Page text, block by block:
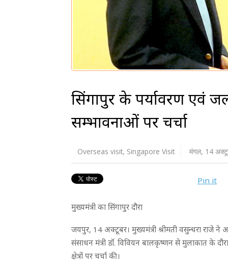
सिंगापुर के पर्यावरण एवं
सम्भावनाओं पर चर्चा
Overseas visit, Singapore Visit मंगल, 14
Pin it
मुख्यमंत्री का सिंगापुर दौरा
जयपुर, 14 अक्टूबर। मुख्यमंत्री श्रीमती वसुन्धरा राजे
संसाधन मंत्री डाॅ. विवियन बालकृष्णन से मुलाकात के
क्षेत्रों पर चर्चा की।